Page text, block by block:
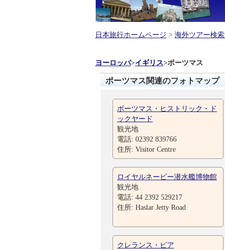
日本旅行ホームページ > 海外ツアー検
ヨーロッパ>イギリス>ポーツマス
ポーツマス関連のフォトマップ
ポーツマス・ヒストリック・ド
ックヤード
観光地
電話: 02392 839766
住所: Visitor Centre
ロイヤルネービー潜水艦博物館
観光地
電話: 44 2392 529217
住所: Haslar Jetty Road
クレランス・ピア